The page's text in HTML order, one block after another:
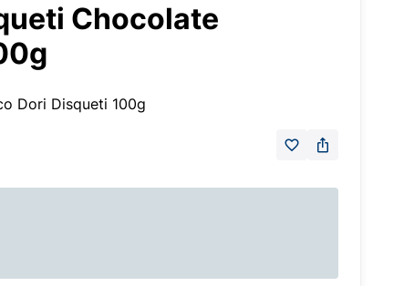
Chocolate
Dori Disqueti 100g